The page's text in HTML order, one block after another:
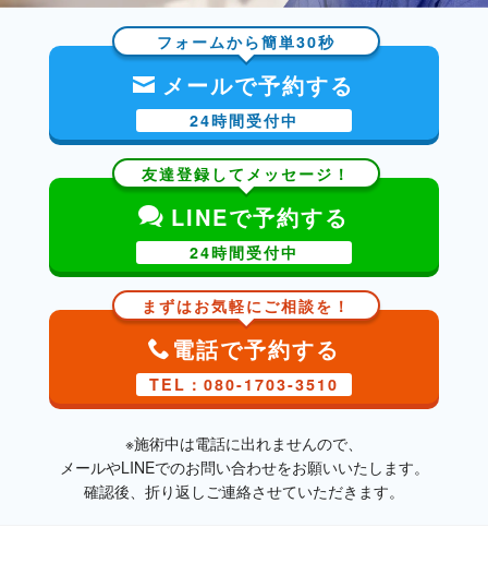
フォームから簡単30秒
メールで予約する
24時間受付中
友達登録してメッセージ！
LINEで予約する
24時間受付中
まずはお気軽にご相談を！
電話で予約する
TEL：080-1703-3510
※施術中は電話に出れませんので、
メールやLINEでのお問い合わせをお願いいたします。
確認後、折り返しご連絡させていただきます。